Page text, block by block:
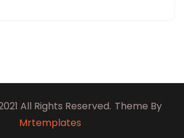
All Rights Reserved. Theme By
Mrtemplates